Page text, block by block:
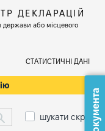
ДЕКЛАРАЦІЙ
або місцевого
СТАТИСТИЧНІ ДАНІ
шукати скрізь